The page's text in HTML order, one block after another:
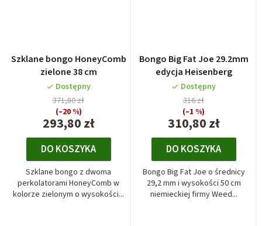
Szklane bongo HoneyComb
zielone 38 cm
Dostępny
293,80 zł
371,80 zł
(–20 %)
DO KOSZYKA
Szklane bongo z dwoma
perkolatorami HoneyComb w
kolorze zielonym o wysokości...
Bongo Big Fat Joe 29.2mm
edycja Heisenberg
Dostępny
310,80 zł
316 zł
(–1 %)
DO KOSZYKA
Bongo Big Fat Joe o średnicy
29,2 mm i wysokości 50 cm
niemieckiej firmy Weed...